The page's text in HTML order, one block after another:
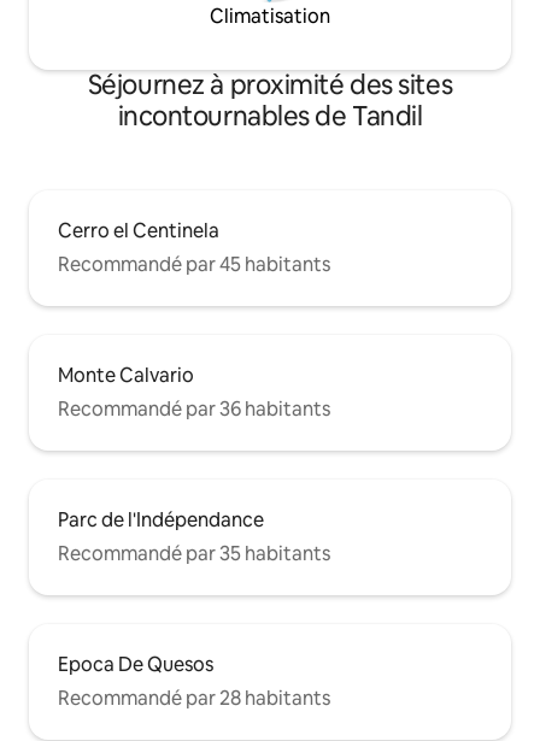
Climatisation
Séjournez à proximité des sites
incontournables de Tandil
Cerro el Centinela
Recommandé par 45 habitants
Monte Calvario
Recommandé par 36 habitants
Parc de l'Indépendance
Recommandé par 35 habitants
Epoca De Quesos
Recommandé par 28 habitants